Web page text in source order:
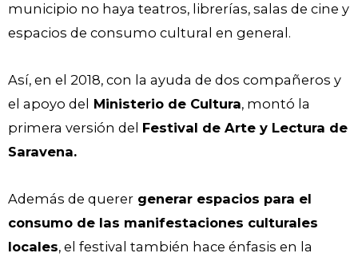
municipio no haya teatros, librerías, salas de cine y
espacios de consumo cultural en general.
Así, en el 2018, con la ayuda de dos compañeros y
el apoyo del Ministerio de Cultura, montó la
primera versión del Festival de Arte y Lectura de
Saravena.
Además de querer generar espacios para el
consumo de las manifestaciones culturales
locales, el festival también hace énfasis en la